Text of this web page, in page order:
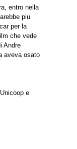
entro nella
piu
per la
che vede
Andre
aveva osato
e